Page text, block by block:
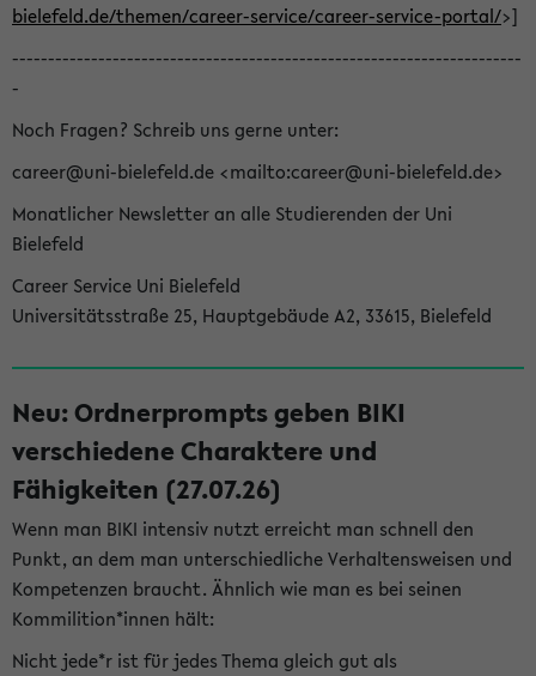
bielefeld.de/themen/career-service/career-service-portal/>]
-----------------------------------------------------------------------
-
Noch Fragen? Schreib uns gerne unter:
career@uni-bielefeld.de <mailto:career@uni-bielefeld.de>
Monatlicher Newsletter an alle Studierenden der Uni
Bielefeld
Career Service Uni Bielefeld
Universitätsstraße 25, Hauptgebäude A2, 33615, Bielefeld
Neu: Ordnerprompts geben BIKI
verschiedene Charaktere und
Fähigkeiten (27.07.26)
Wenn man BIKI intensiv nutzt erreicht man schnell den
Punkt, an dem man unterschiedliche Verhaltensweisen und
Kompetenzen braucht. Ähnlich wie man es bei seinen
Kommilition*innen hält:
Nicht jede*r ist für jedes Thema gleich gut als